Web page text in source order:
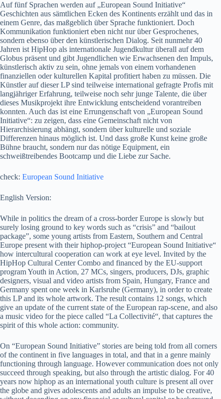
Auf fünf Sprachen werden auf „European Sound Initiative“
Geschichten aus sämtlichen Ecken des Kontinents erzählt und das in
einem Genre, das maßgeblich über Sprache funktioniert. Doch
Kommunikation funktioniert eben nicht nur über Gesprochenes,
sondern ebenso über den künstlerischen Dialog. Seit nunmehr 40
Jahren ist HipHop als internationale Jugendkultur überall auf dem
Globus präsent und gibt Jugendlichen wie Erwachsenen den Impuls,
künstlerisch aktiv zu sein, ohne jemals von einem vorhandenen
finanziellen oder kulturellen Kapital profitiert haben zu müssen. Die
Künstler auf dieser LP sind teilweise international gefragte Profis mit
langjähriger Erfahrung, teilweise noch sehr junge Talente, die über
dieses Musikprojekt ihre Entwicklung entscheidend vorantreiben
konnten. Auch das ist eine Errungenschaft von „European Sound
Initiative“: zu zeigen, dass eine Gemeinschaft nicht von
Hierarchisierung abhängt, sondern über kulturelle und soziale
Differenzen hinaus möglich ist. Und dass große Kunst keine große
Bühne braucht, sondern nur das nötige Equipment, ein
schweißtreibendes Bootcamp und die Liebe zur Sache.
check: European Sound Initiative
English Version:
While in politics the dream of a cross-border Europe is slowly but
surely losing ground to key words such as “crisis” and “bailout
package”, some young artists from Eastern, Southern and Central
Europe present with their hiphop-project “European Sound Initiative“
how intercultural cooperation can work at eye level. Invited by the
HipHop Cultural Center Combo and financed by the EU-support
program Youth in Action, 27 MCs, singers, producers, DJs, graphic
designers, visual and video artists from Spain, Hungary, France and
Germany spent one week in Karlsruhe (Germany), in order to create
this LP and its whole artwork. The result contains 12 songs, which
give an update of the current state of the European rap-scene, and also
a music video for the piece called “La Collectivité“, that captures the
spirit of this whole action: community.
On “European Sound Initiative” stories are being told from all corners
of the continent in five languages in total, and that in a genre mainly
functioning through language. However communication does not only
succeed through speaking, but also through the artistic dialog. For 40
years now hiphop as an international youth culture is present all over
the globe and gives adolescents and adults an impulse to be creative,